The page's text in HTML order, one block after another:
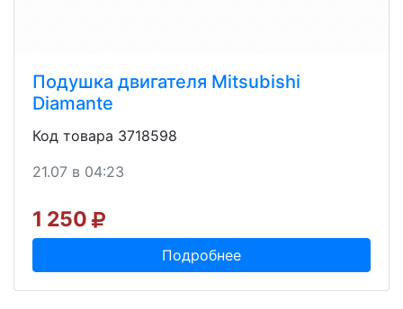
Подушка двигателя Mitsubishi
Diamante
Код товара 3718598
21.07 в 04:23
1 250
Подробнее